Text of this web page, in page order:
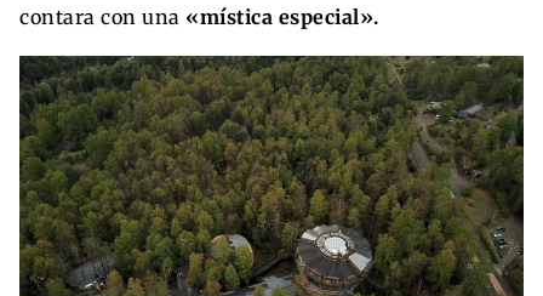
contara con una «mística especial».